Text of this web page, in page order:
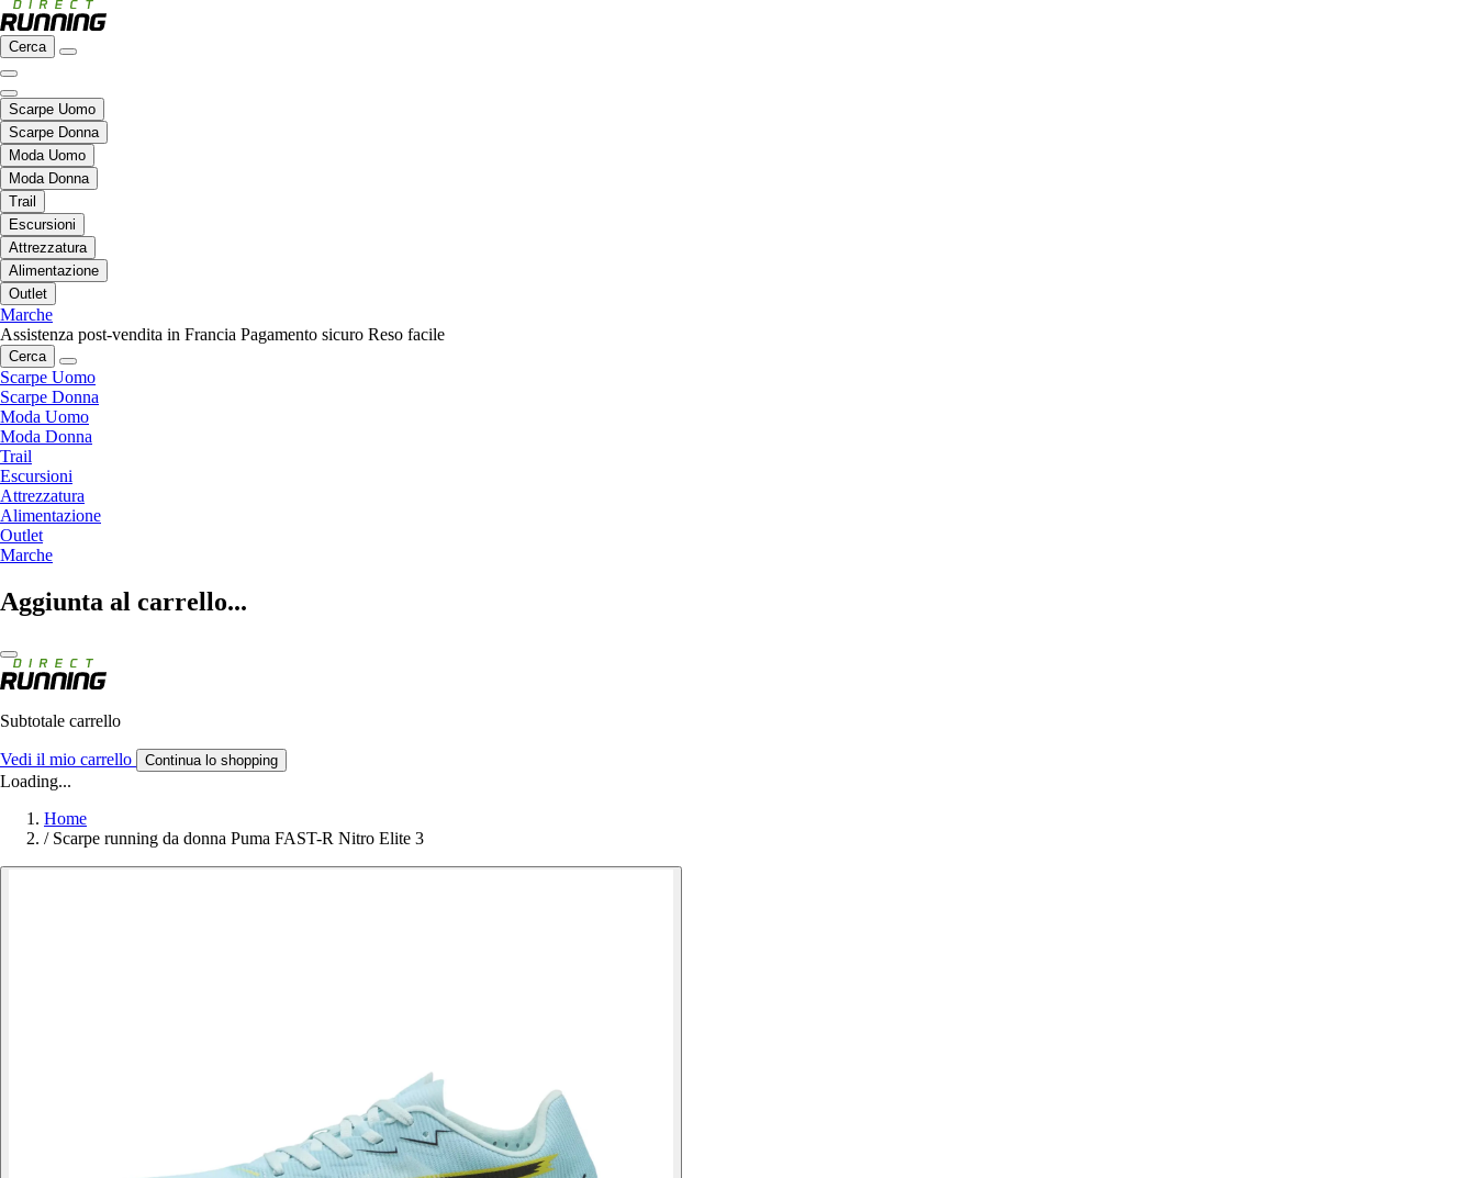
Cerca
Scarpe Uomo
Scarpe Donna
Moda Uomo
Moda Donna
Trail
Escursioni
Attrezzatura
Alimentazione
Outlet
Marche
Assistenza post-vendita in Francia Pagamento sicuro Reso facile
Cerca
Scarpe Uomo
Scarpe Donna
Moda Uomo
Moda Donna
Trail
Escursioni
Attrezzatura
Alimentazione
Outlet
Marche
Aggiunta al carrello...
Subtotale carrello
Vedi il mio carrello Continua lo shopping
Loading...
Home
/ Scarpe running da donna Puma FAST-R Nitro Elite 3